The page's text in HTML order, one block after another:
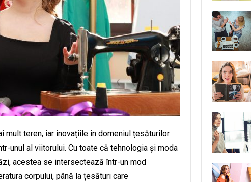
mult teren, iar inovațiile în domeniul țesăturilor
unul al viitorului. Cu toate că tehnologia și moda
acestea se intersectează într-un mod
corpului, până la țesături care